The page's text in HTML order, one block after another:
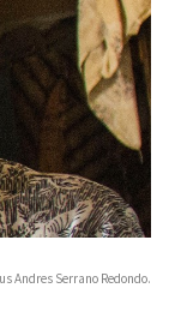
Andres Serrano Redondo.